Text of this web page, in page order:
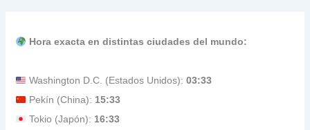
Hora exacta en distintas ciudades del mundo:
Washington D.C. (Estados Unidos):03:33
Pekín (China): 15:33
Tokio (Japón): 16:33